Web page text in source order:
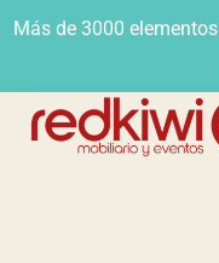
Más de 3000